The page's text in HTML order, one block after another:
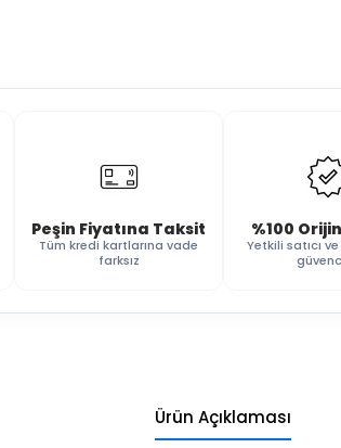
Peşin Fiyatına Taksit
Tüm kredi kartlarına vade
farksız
%100
Yetkili satıcı
Ürün Açıklaması